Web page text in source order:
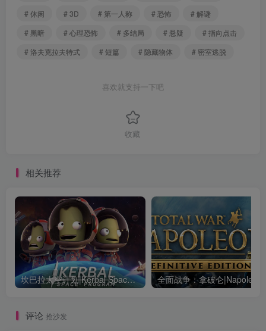
# 休闲
# 3D # 第一人称 # 恐怖
# 解谜
# 黑暗
# 心理恐怖 # 多结局 # 悬疑
# 指向点击
# 洛夫克拉夫特式
# 短篇 # 隐藏物体 # 密室逃脱
喜欢就支持一下吧
收藏
相关推荐
坎巴拉太空计划|Kerbal Space Program|1.12.5.3190|整合全DLC
评论 抢沙发